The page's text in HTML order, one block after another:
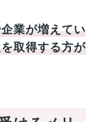
業が増えてい
取得する方が